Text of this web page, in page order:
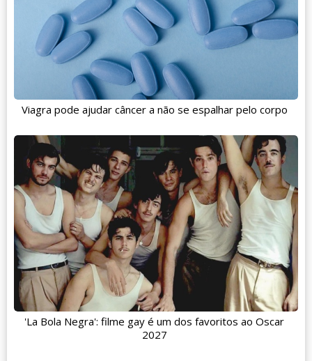
Viagra pode ajudar câncer a não se espalhar pelo corpo
'La Bola Negra': filme gay é um dos favoritos ao Oscar
2027